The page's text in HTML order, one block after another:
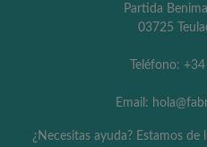
Partida
03725
Teléfono:
Email:
¿Necesitas ayuda? Estamos